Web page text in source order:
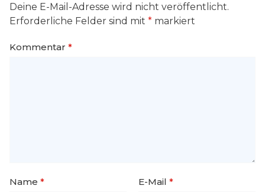
Deine E-Mail-Adresse wird nicht veröffentlicht.
Erforderliche Felder sind mit * markiert
Kommentar *
Name * E-Mail *